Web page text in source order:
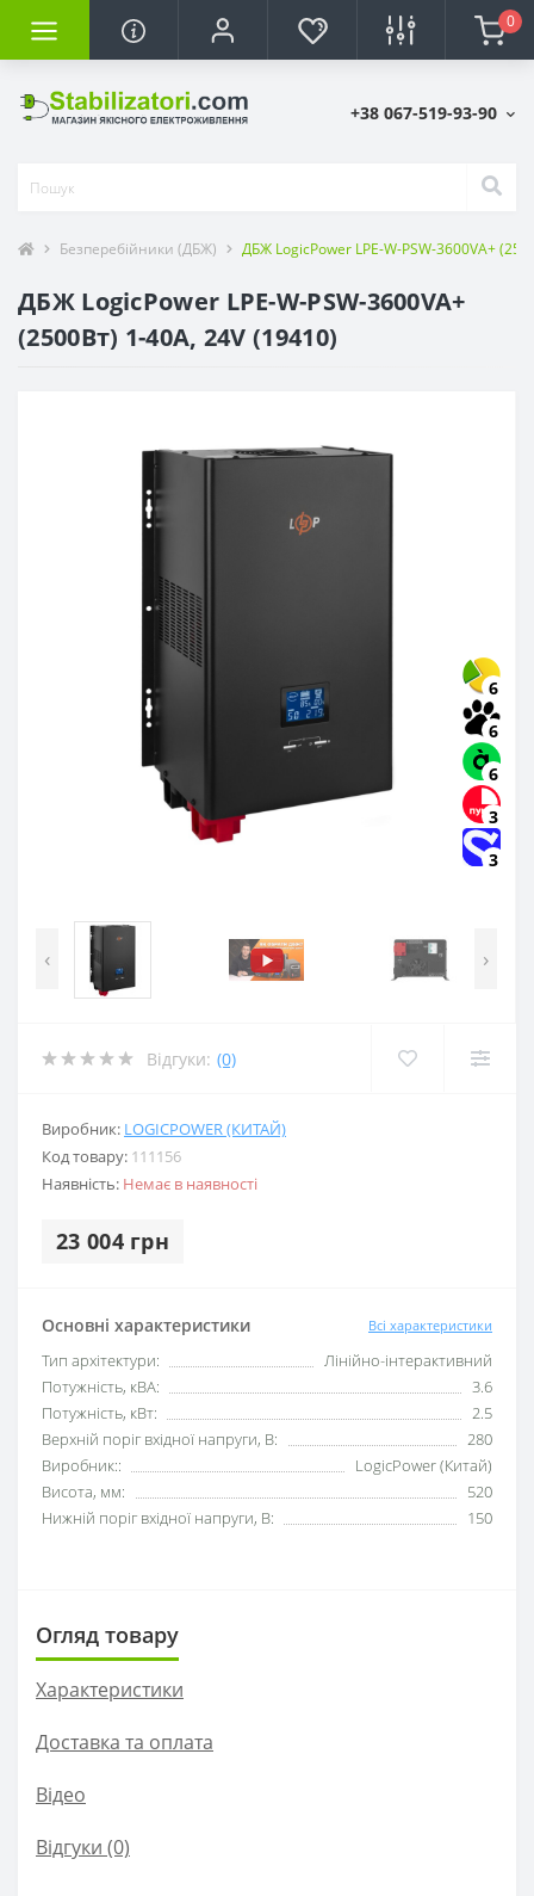
0
+38 067-519-93-90
Безперебійники (ДБЖ) ДБЖ LogicPower LPE-W-PSW-3600VA+
ДБЖ LogicPower LPE-W-PSW-3600VA+
(2500Вт) 1-40A, 24V (19410)
6
6
6
3
3
‹ ›
Відгуки: (0)
Виробник: LOGICPOWER (КИТАЙ)
Код товару: 111156
Наявність: Немає в наявності
23 004 грн
Основні характеристики Всі характеристики
Тип архітектури:
Лінійно-інтерактивний
Потужність, кВА:
3.6
Потужність, кВт:
2.5
Верхній поріг вхідної напруги, В:
280
Виробник::
LogicPower (Китай)
Висота, мм:
520
Нижній поріг вхідної напруги, В:
150
Огляд товару
Характеристики
Доставка та оплата
Вiдео
Відгуки (0)